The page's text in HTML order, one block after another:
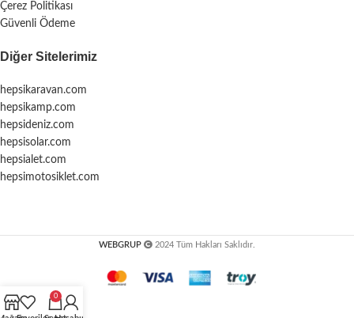
Çerez Politikası
Güvenli Ödeme
Diğer Sitelerimiz
hepsikaravan.com
hepsikamp.com
hepsideniz.com
hepsisolar.com
hepsialet.com
hepsimotosiklet.com
WEBGRUP 2024 Tüm Hakları Saklıdır.
0